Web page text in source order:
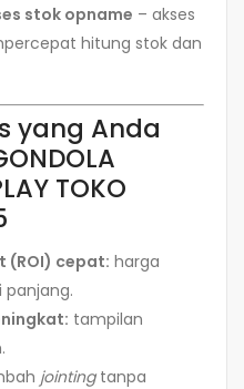
stok opname – akses
hitung stok dan
yang Anda
TOKO
(ROI) cepat: harga
panjang.
tampilan
jointingtanpa